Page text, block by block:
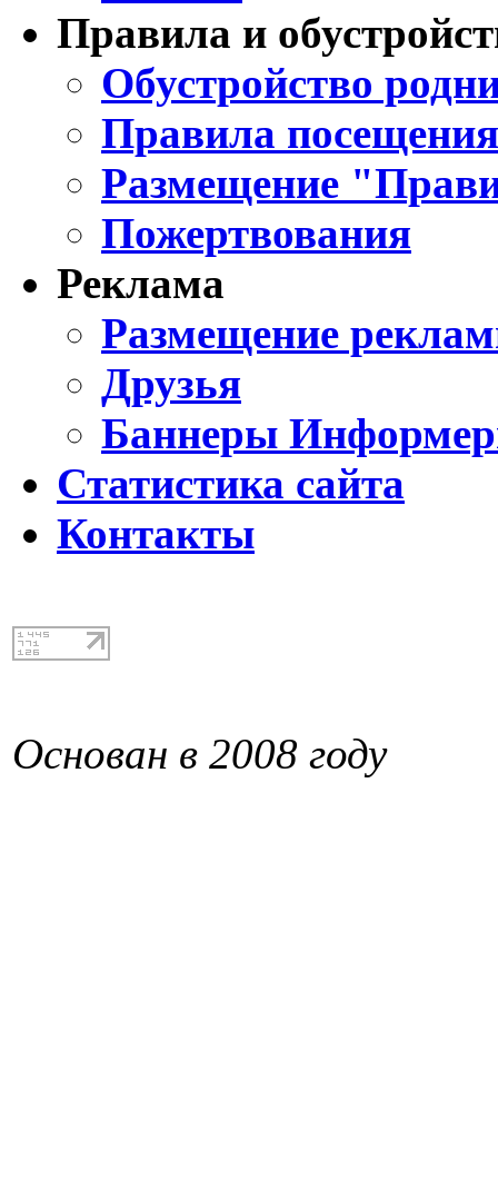
Правила и
Обустройство
Правила
Размещение
Пожертвования
Реклама
Размещение
Друзья
Баннеры
Статистика сайта
Контакты
Основан в 2008 году